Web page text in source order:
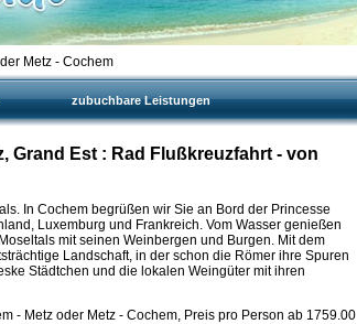
Metz - Cochem
zubuchbare Leistungen
Grand Est : Rad Flußkreuzfahrt - von
In Cochem begrüßen wir Sie an Bord der Princesse
Luxemburg und Frankreich. Vom Wasser genießen
mit seinen Weinbergen und Burgen. Mit dem
Landschaft, in der schon die Römer ihre Spuren
Städtchen und die lokalen Weingüter mit ihren
- Metz oder Metz - Cochem, Preis pro Person ab 1759.00